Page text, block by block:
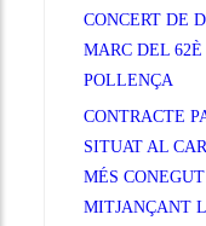
CONCERT DE
MARC DEL
POLLENÇA
CONTRACTE
SITUAT AL
MÉS
MITJANÇANT